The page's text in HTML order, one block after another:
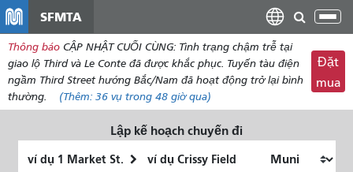
dung
SFMTA
Thông báo CẬP NHẬT CUỐI CÙNG: Tình trạng chậm trễ tại
giao lộ Third và Le Conte đã được khắc phục. Tuyến tàu điện
ngầm Third Street hướng Bắc/Nam đã hoạt động trở lại bình
thường.
(Thêm: 36 vụ trong 48 giờ qua)
Đặt
mua
Lập kế hoạch chuyến đi